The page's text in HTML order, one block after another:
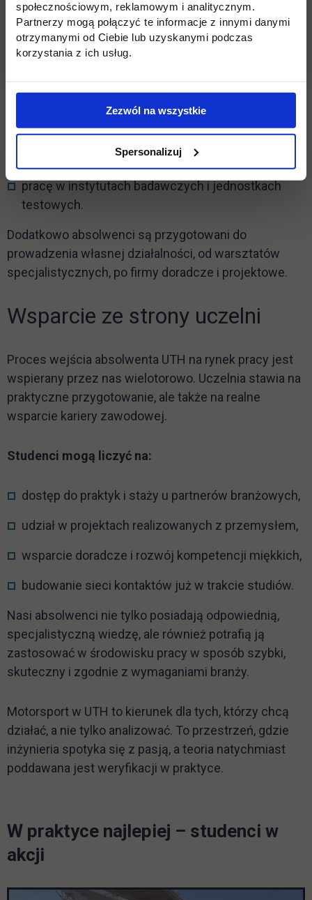
społecznościowym, reklamowym i analitycznym.
Partnerzy mogą połączyć te informacje z innymi danymi
otrzymanymi od Ciebie lub uzyskanymi podczas
korzystania z ich usług.
Zezwól na wszystkie
Spersonalizuj
zatrudnienie w warsztatach tuningowych i
serwisach sportowych,
działalność w działach R&D firm motoryzacyjnych,
samochodowych,
diagnostykę i eksploatację pojazdów
pracę w instytutach badawczych i jednostkach
testowych.
Dodatkowo absolwenci są przygotowani do
prowadzenia własnej działalności, od warsztatów
specjalistycznych, po firmy doradcze i projektowe.
Wsparcie ze strony uczelni
Proces wejścia absolwenta UTH na rynek pracy jest
wspierany przez nas wielotorowo. Uczelnia stawia na
praktyczne przygotowanie, ale także na realne
wsparcie kariery zawodowej.
Studenci mogą liczyć na:
dostęp do praktyk i staży u partnerów branżowych,
udział w projektach realizowanych z przemysłem,
wsparcie doradcze i rozwój kompetencji miękkich,
budowanie sieci kontaktów już w trakcie studiów.
Nasi absolwenci nie tylko posiadają odpowiednią,
specjalistyczną wiedzę, ale również potrafią ją
zastosować w środowisku pracy w sposób szybki,
skuteczny i zgodnie z wymaganiami branży.
Motorsport w UTH to kierunek dla tych, którzy chcą
działać, a nie tylko analizować. To przestrzeń, gdzie
inżynieria spotyka się z pasją, a teoria natychmiast
poddawana jest weryfikacji w praktyce.
W praktyce najlepiej – studenci w
akcji
Pomiń galerię